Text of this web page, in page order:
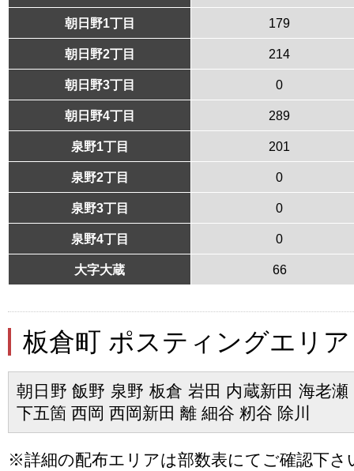
朝日野1丁目 179
朝日野2丁目 214
朝日野3丁目 0
朝日野4丁目 289
泉野1丁目 201
泉野2丁目 0
泉野3丁目 0
泉野4丁目 0
大字大蔵 66
板倉町 ポスティングエリア
朝日野 飯野 泉野 板倉 岩田 内蔵新田 海老
下五箇 西岡 西岡新田 離 細谷 籾谷 除川
※詳細の配布エリアは部数表にてご確認下さ